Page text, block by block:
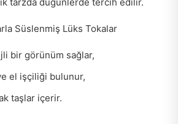
Süslenmiş Lüks Tokalar
bir görünüm sağlar,
el işçiliği bulunur,
taşlar içerir.